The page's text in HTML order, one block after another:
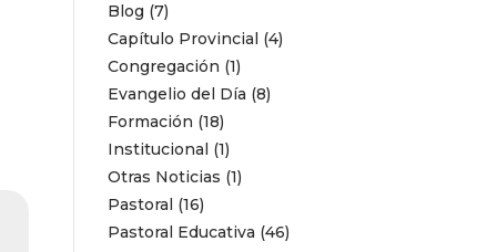
Blog (7)
Capítulo Provincial (4)
Congregación (1)
Evangelio del Día (8)
Formación (18)
Institucional (1)
Otras Noticias (1)
Pastoral (16)
Pastoral Educativa (46)